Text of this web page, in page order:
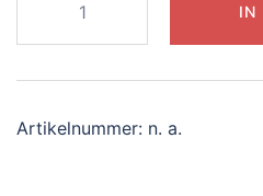
giraffe
Menge
IN
Artikelnummer: n. a.